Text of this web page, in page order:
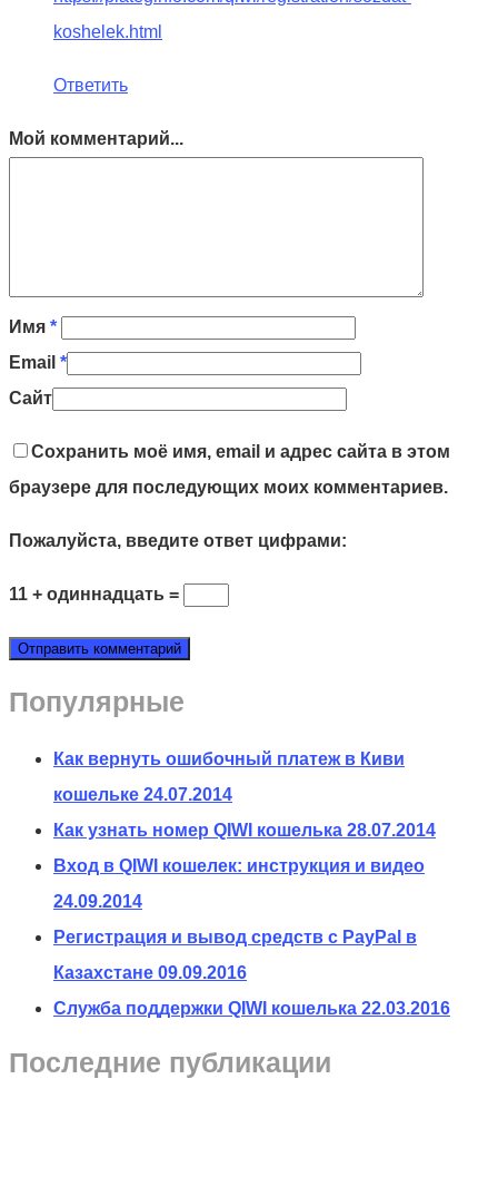
koshelek.html
Ответить
Мой комментарий...
Имя *
Email *
Сайт
Сохранить моё имя, email и адрес сайта в этом
браузере для последующих моих комментариев.
Пожалуйста, введите ответ цифрами:
11 + одиннадцать =
Популярные
Как вернуть ошибочный платеж в Киви
кошельке 24.07.2014
Как узнать номер QIWI кошелька 28.07.2014
Вход в QIWI кошелек: инструкция и видео
24.09.2014
Регистрация и вывод средств с PayPal в
Казахстане 09.09.2016
Служба поддержки QIWI кошелька 22.03.2016
Последние публикации